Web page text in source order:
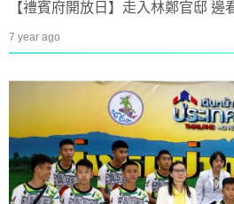
【禮賓府開放日】走入林鄭官邸 邊
7 year ago